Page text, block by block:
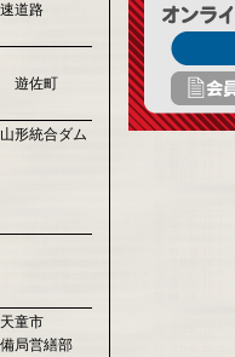
道路
遊佐町
形統合ダム
童市
局営繕部